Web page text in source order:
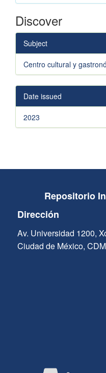
Discover
Subject
Centro cultural y
Date issued
2023
Repositorio
Dirección
Av. Universidad 1200,
Ciudad de México,